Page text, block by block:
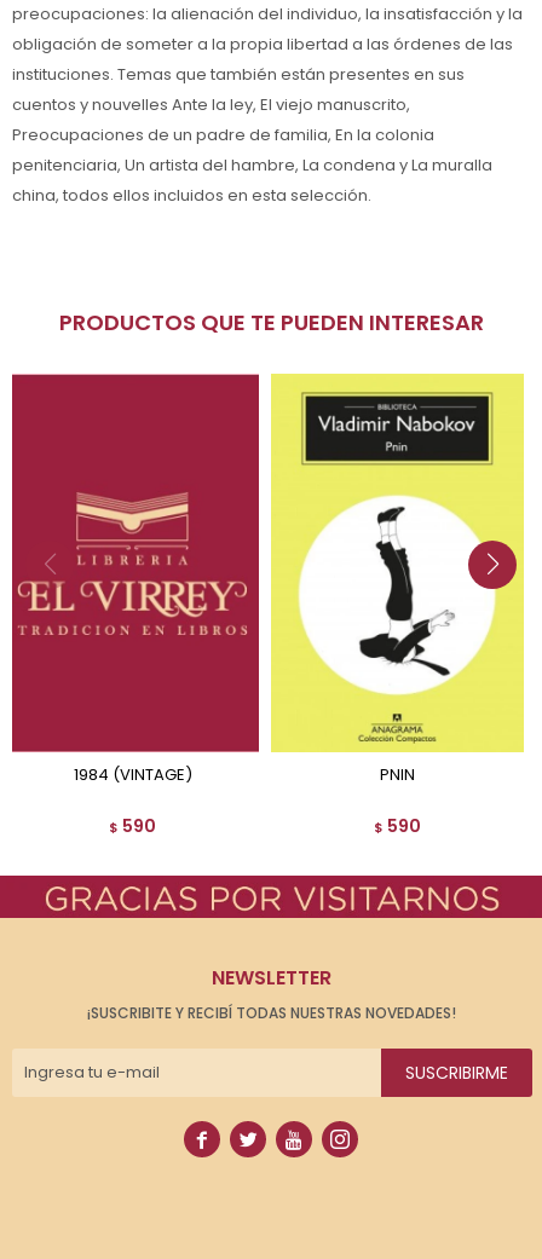
preocupaciones: la alienación del individuo, la insatisfacción y la
obligación de someter a la propia libertad a las órdenes de las
instituciones. Temas que también están presentes en sus
cuentos y nouvelles Ante la ley, El viejo manuscrito,
Preocupaciones de un padre de familia, En la colonia
penitenciaria, Un artista del hambre, La condena y La muralla
china, todos ellos incluidos en esta selección.
PRODUCTOS QUE TE PUEDEN INTERESAR
1984 (VINTAGE)
$ 590
PNIN
$ 590
NEWSLETTER
¡SUSCRIBITE Y RECIBÍ TODAS NUESTRAS NOVEDADES!
SUSCRIBIRME
   